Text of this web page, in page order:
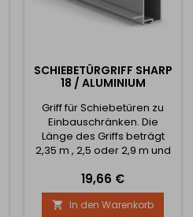
SCHIEBETÜRGRIFF SHARP
18 / ALUMINIUM
Griff für Schiebetüren zu
Einbauschränken. Die
Länge des Griffs beträgt
2,35 m , 2,5 oder 2,9 m und
Dicke von 18 mm
ausgelegt.Die Borsten für
diese Schiene sind
Preis
19,66 €
 In den Warenkorb